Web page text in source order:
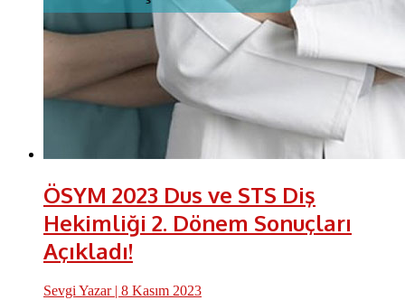
ÖSYM 2023 Dus ve STS Diş
Hekimliği 2. Dönem Sonuçları
Açıkladı!
Sevgi Yazar| 8 Kasım 2023